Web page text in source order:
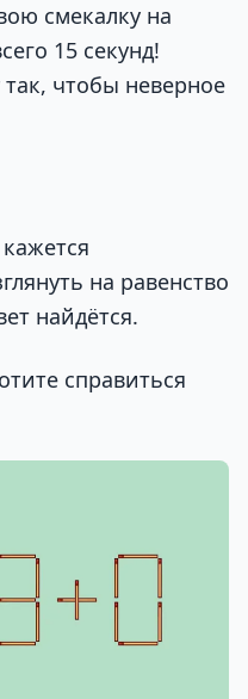
смекалку на
15 секунд!
так, чтобы неверное
на равенство
найдётся.
справиться